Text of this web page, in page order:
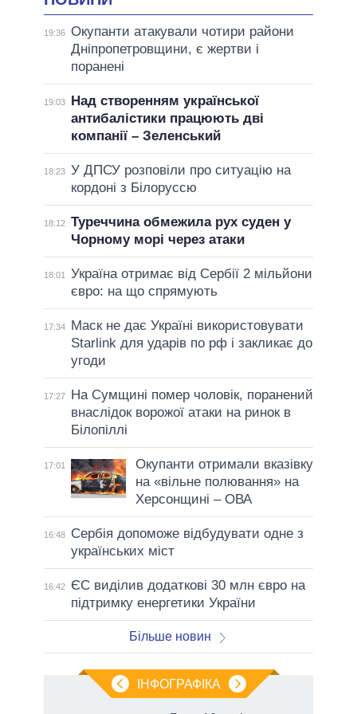
19:36 Окупанти атакували чотири райони
Дніпропетровщини, є жертви і
поранені
19:03
Над створенням української
антибалістики працюють дві
компанії – Зеленський
18:23 У ДПСУ розповіли про ситуацію на
кордоні з Білоруссю
18:12 Туреччина обмежила рух суден у
Чорному морі через атаки
18:01
Україна отримає від Сербії 2 мільйони
євро: на що спрямують
17:34
Маск не дає Україні використовувати
Starlink для ударів по рф і закликає до
угоди
17:27
На Сумщині помер чоловік, поранений
внаслідок ворожої атаки на ринок в
Білопіллі
17:01
Окупанти отримали вказівку
на «вільне полювання» на
Херсонщині – ОВА
16:48
Сербія допоможе відбудувати одне з
українських міст
16:42
ЄС виділив додаткові 30 млн євро на
підтримку енергетики України
Більше новин
ІНФОГРАФІКА